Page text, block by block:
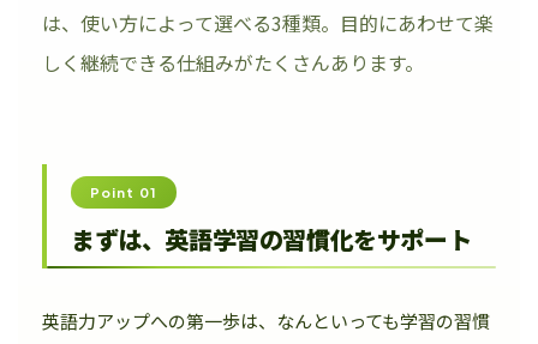
は、使い方によって選べる3種類。目的にあわせて楽
しく継続できる仕組みがたくさんあります。
Point 01
まずは、英語学習の習慣化をサポート
英語力アップへの第一歩は、なんといっても学習の習慣